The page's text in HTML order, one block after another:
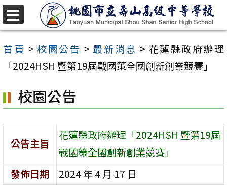
跳
至
主
容
區
首頁 >校園公告 >最新消息 > 花蓮縣政府辦理
「2024HSH 暨第19屆戰國策全國創新創業競賽」
校園公告
公告主旨
花蓮縣政府辦理「2024HSH 暨第19屆
戰國策全國創新創業競賽」
發佈日期
2024 年 4 月 17 日
選
單